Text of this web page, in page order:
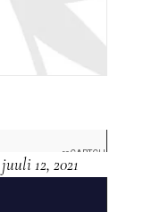
juuli 12, 2021